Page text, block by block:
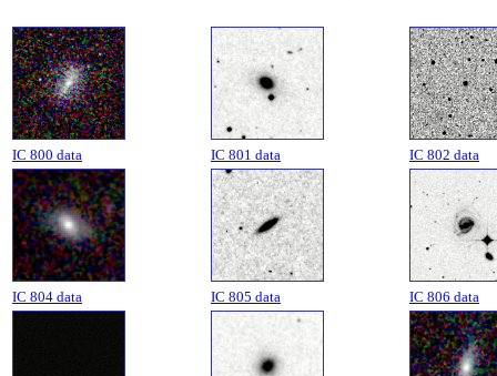
IC 800 data IC 801 data IC 802 data
IC 804 data IC 805 data IC 806 data